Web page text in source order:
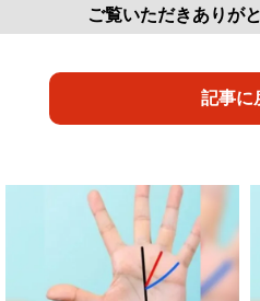
ご覧いただきありが
記事に